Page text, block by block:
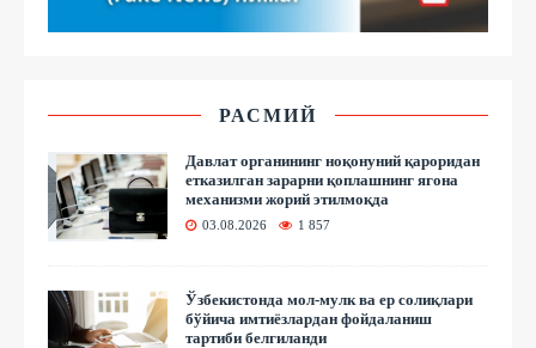
РАСМИЙ
Давлат органининг ноқонуний қароридан
етказилган зарарни қоплашнинг ягона
механизми жорий этилмоқда
03.08.2026 1 857
Ўзбекистонда мол-мулк ва ер солиқлари
бўйича имтиёзлардан фойдаланиш
тартиби белгиланди